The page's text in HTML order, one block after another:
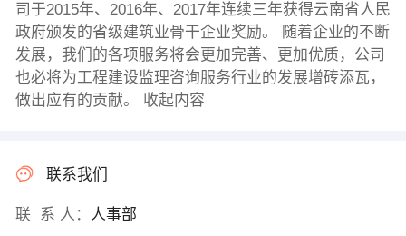
司于2015年、2016年、2017年连续三年获得云南省人民
政府颁发的省级建筑业骨干企业奖励。 随着企业的不断
发展，我们的各项服务将会更加完善、更加优质，公司
也必将为工程建设监理咨询服务行业的发展增砖添瓦，
做出应有的贡献。 收起内容
联系我们
联 系 人： 人事部